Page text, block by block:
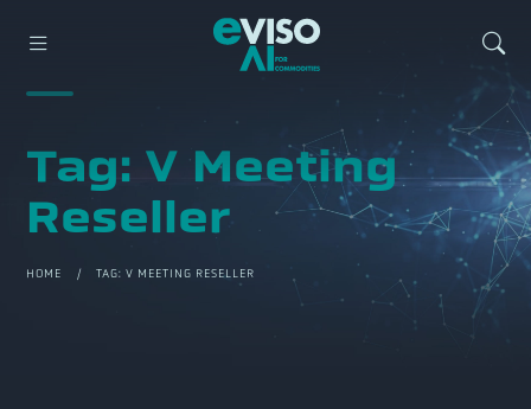
Tag: V Meeting
Reseller
HOME / TAG: V MEETING RESELLER